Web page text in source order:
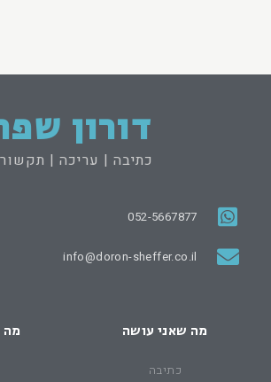
דורון
כתיבה | עריכה |
052-5667877
info@doron-sheffer.co.il
מה שאני עושה
כתיבה
מה